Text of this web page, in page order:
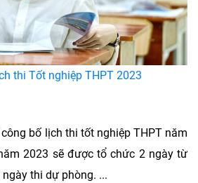
thi Tốt nghiệp THPT 2023
bố lịch thi tốt nghiệp THPT năm
2023 sẽ được tổ chức 2 ngày từ
thi dự phòng. ...